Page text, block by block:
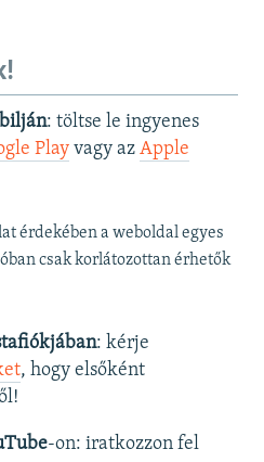
: töltse le ingyenes
Playvagy az Apple
érdekében a weboldal egyes
csak korlátozottan érhetők
: kérje
, hogy elsőként
-on: iratkozzon fel